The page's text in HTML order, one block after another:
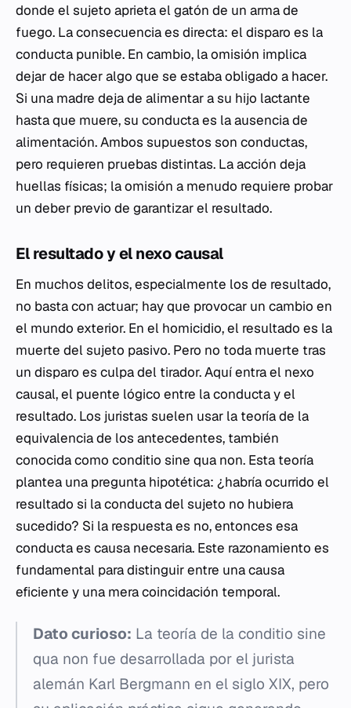
donde el sujeto aprieta el gatón de un arma de
fuego. La consecuencia es directa: el disparo es la
conducta punible. En cambio, la omisión implica
dejar de hacer algo que se estaba obligado a hacer.
Si una madre deja de alimentar a su hijo lactante
hasta que muere, su conducta es la ausencia de
alimentación. Ambos supuestos son conductas,
pero requieren pruebas distintas. La acción deja
huellas físicas; la omisión a menudo requiere probar
un deber previo de garantizar el resultado.
El resultado y el nexo causal
En muchos delitos, especialmente los de resultado,
no basta con actuar; hay que provocar un cambio en
el mundo exterior. En el homicidio, el resultado es la
muerte del sujeto pasivo. Pero no toda muerte tras
un disparo es culpa del tirador. Aquí entra el nexo
causal, el puente lógico entre la conducta y el
resultado. Los juristas suelen usar la teoría de la
equivalencia de los antecedentes, también
conocida como conditio sine qua non. Esta teoría
plantea una pregunta hipotética: ¿habría ocurrido el
resultado si la conducta del sujeto no hubiera
sucedido? Si la respuesta es no, entonces esa
conducta es causa necesaria. Este razonamiento es
fundamental para distinguir entre una causa
eficiente y una mera coincidación temporal.
Dato curioso: La teoría de la conditio sine
qua non fue desarrollada por el jurista
alemán Karl Bergmann en el siglo XIX, pero